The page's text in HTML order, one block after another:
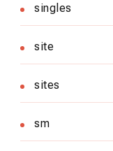
singles
site
sites
sm